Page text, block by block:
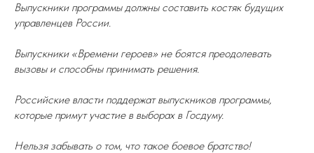
Выпускники программы должны составить костяк будущих
управленцев России.
Выпускники «Времени героев» не боятся преодолевать
вызовы и способны принимать решения.
Российские власти поддержат выпускников программы,
которые примут участие в выборах в Госдуму.
Нельзя забывать о том, что такое боевое братство!